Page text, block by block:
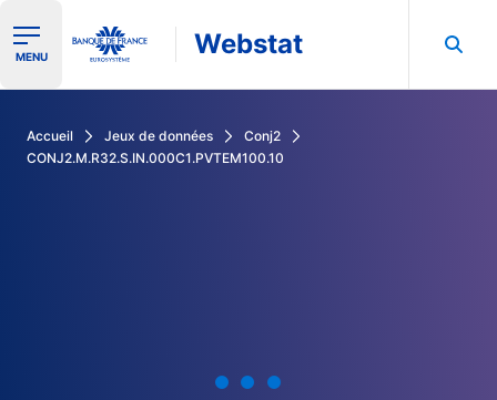
Ouvrir le menu de navigation
MENU Webstat
Accueil Jeux de données
Conj2
CONJ2.M.R32.S.IN.000C1.PVTEM100.10